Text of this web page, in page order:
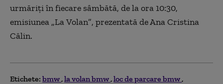
urmăriți în fiecare sâmbătă, de la ora 10:30,
emisiunea „LaVolan”, prezentată de Ana Cristina
Călin.
Etichete: bmw la volan bmw loc de parcare bmw